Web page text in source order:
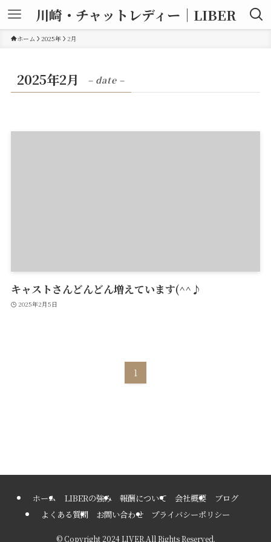
川崎・チャットレディー｜LIBER
ホーム 2025年 2月
2025年2月 – date –
キャストさんどんどん増えています(^^♪
2025年2月5日
1
ホーム LIBERの強み 報酬について 会社概要
ブログ
よくある質問
お問い合わせ プライバシーポリシー
©Copyright 2024 LIVER.All Rights Reserved.